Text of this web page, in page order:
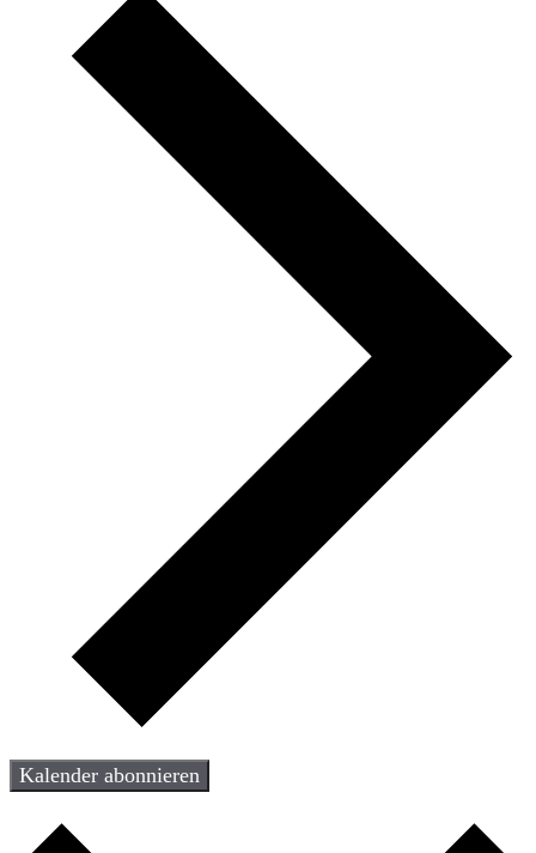
Kalender abonnieren